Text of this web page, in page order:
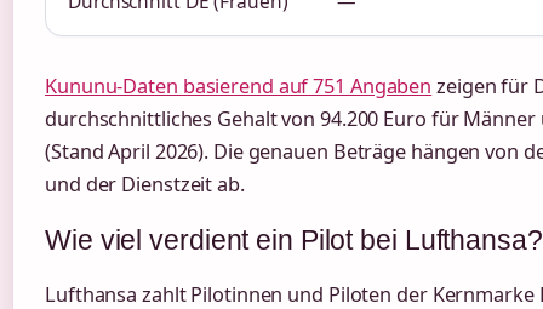
Kununu-Daten basierend auf 751 Angaben zeigen für
durchschnittliches Gehalt von 94.200 Euro für Männer
(Stand April 2026). Die genauen Beträge hängen von
und der Dienstzeit ab.
Wie viel verdient ein Pilot bei Lufthansa?
Lufthansa zahlt Pilotinnen und Piloten der